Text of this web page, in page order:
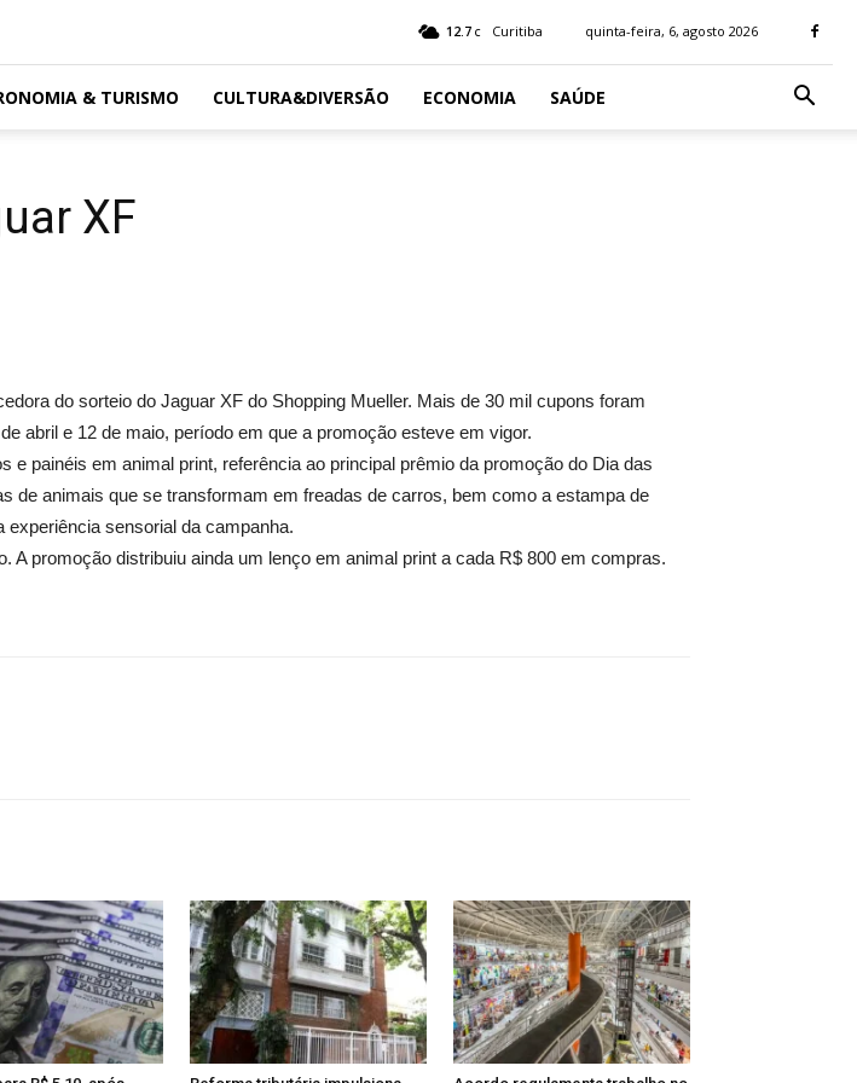
12.7 C Curitiba quinta-feira, 6, agosto 2026
& TURISMO CULTURA&DIVERSÃO ECONOMIA SAÚDE
XF
do sorteio do Jaguar XF do Shopping Mueller. Mais de 30 mil cupons foram
abril e 12 de maio, período em que a promoção esteve em vigor.
painéis em animal print, referência ao principal prêmio da promoção do Dia das
de animais que se transformam em freadas de carros, bem como a estampa de
sensorial da campanha.
promoção distribuiu ainda um lenço em animal print a cada R$ 800 em compras.